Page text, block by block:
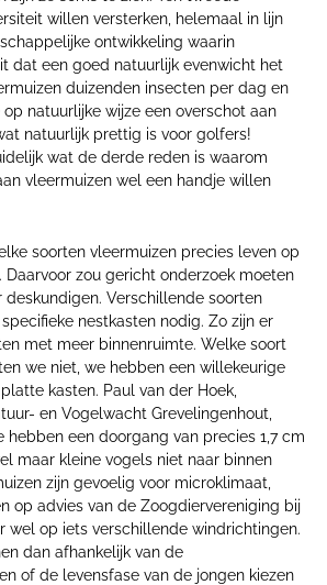
willen versterken, helemaal in lijn
ontwikkeling waarin
dat een goed natuurlijk evenwicht het
duizenden insecten per dag en
natuurlijke wijze een overschot aan
natuurlijk prettig is voor golfers!
wat de derde reden is waarom
vleermuizen wel een handje willen
soorten vleermuizen precies leven op
zou gericht onderzoek moeten
Verschillende soorten
nestkasten nodig. Zo zijn er
met meer binnenruimte. Welke soort
we niet, we hebben een willekeurige
kasten. Paul van der Hoek,
en Vogelwacht Grevelingenhout,
hebben een doorgang van precies 1,7 cm
maar kleine vogels niet naar binnen
zijn gevoelig voor microklimaat,
op advies van de Zoogdiervereniging bij
wel op iets verschillende windrichtingen.
dan afhankelijk van de
of de levensfase van de jongen kiezen